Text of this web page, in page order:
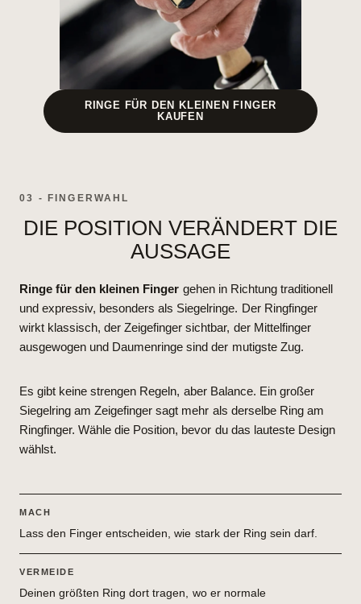
RINGE FÜR DEN KLEINEN FINGER
KAUFEN
03 - FINGERWAHL
DIE POSITION VERÄNDERT DIE
AUSSAGE
Ringe für den kleinen Finger gehen in Richtung traditionell
und expressiv, besonders als Siegelringe. Der Ringfinger
wirkt klassisch, der Zeigefinger sichtbar, der Mittelfinger
ausgewogen und Daumenringe sind der mutigste Zug.
Es gibt keine strengen Regeln, aber Balance. Ein großer
Siegelring am Zeigefinger sagt mehr als derselbe Ring am
Ringfinger. Wähle die Position, bevor du das lauteste Design
wählst.
MACH
Lass den Finger entscheiden, wie stark der Ring sein darf.
VERMEIDE
Deinen größten Ring dort tragen, wo er normale